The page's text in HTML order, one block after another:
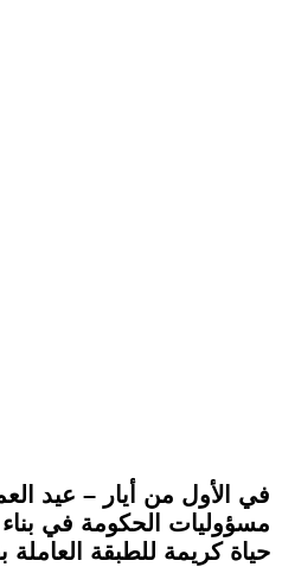
في الأول من أيار – عيد
مسؤوليات الحكومة في
حياة كريمة للطبقة العاملة